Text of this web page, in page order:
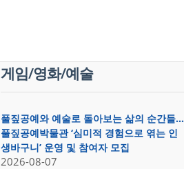
게임/영화/예술
풀짚공예와 예술로 돌아보는 삶의 순간들…
풀짚공예박물관 ‘심미적 경험으로 엮는 인
생바구니’ 운영 및 참여자 모집
2026-08-07